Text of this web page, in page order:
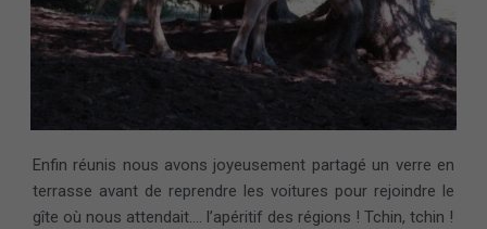
Enfin réunis nous avons joyeusement partagé un verre en
terrasse avant de reprendre les voitures pour rejoindre le
gîte où nous attendait…. l’apéritif des régions ! Tchin, tchin !